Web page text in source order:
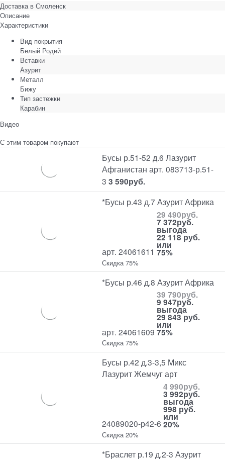
Доставка в Смоленск
Описание
Характеристики
Вид покрытия
Белый Родий
Вставки
Азурит
Металл
Бижу
Тип застежки
Карабин
Видео
С этим товаром покупают
Бусы р.51-52 д.6 Лазурит
Афганистан арт. 083713-р.51-
3 3 590руб.
*Бусы р.43 д.7 Азурит Африка
арт. 24061611
29 490руб.
7 372руб.
выгода
22 118 руб.
или
75%
Скидка 75%
*Бусы р.46 д.8 Азурит Африка
арт. 24061609
39 790руб.
9 947руб.
выгода
29 843 руб.
или
75%
Скидка 75%
Бусы р.42 д.3-3,5 Микс
Лазурит Жемчуг арт
24089020-р42-6
4 990руб.
3 992руб.
выгода
998 руб.
или
20%
Скидка 20%
*Браслет р.19 д.2-3 Азурит